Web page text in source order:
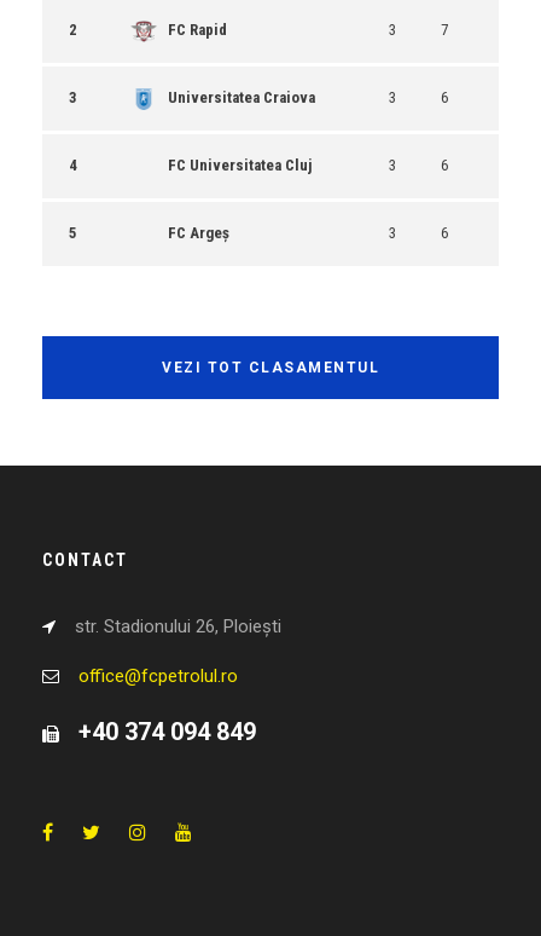
2 FC Rapid 3 7
3 Universitatea Craiova 3 6
4 FC Universitatea Cluj 3 6
5 FC Argeș 3 6
VEZI TOT CLASAMENTUL
CONTACT
str. Stadionului 26, Ploiești
office@fcpetrolul.ro
+40 374 094 849